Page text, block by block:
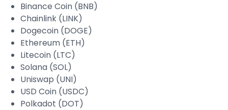
Binance Coin (BNB)
Chainlink (LINK)
Dogecoin (DOGE)
Ethereum (ETH)
Litecoin (LTC)
Solana (SOL)
Uniswap (UNI)
USD Coin (USDC)
Polkadot (DOT)